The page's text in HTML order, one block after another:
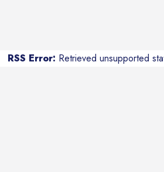
RSS Error: Retrieved unsupported